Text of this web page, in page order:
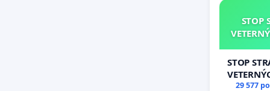
STOP
STOP
29 577